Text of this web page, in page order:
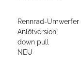
Rennrad-Umwerfer
Anlötversion
down pull
NEU